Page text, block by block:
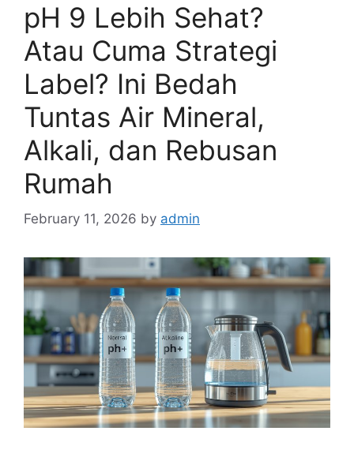
pH 9 Lebih Sehat?
Atau Cuma Strategi
Label? Ini Bedah
Tuntas Air Mineral,
Alkali, dan Rebusan
Rumah
February 11, 2026 by admin